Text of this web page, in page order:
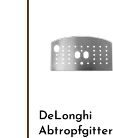
DeLonghi
Abtropfgitter